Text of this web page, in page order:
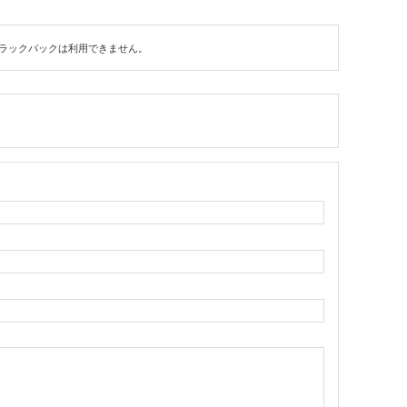
ックバックは利用できません。